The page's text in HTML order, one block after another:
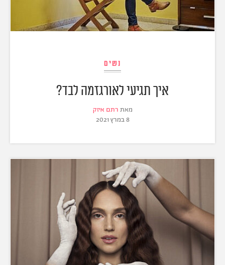
נשים
איך תגיעי לאורגזמה לבד?
מאת רתם איזק
8 במרץ 2021